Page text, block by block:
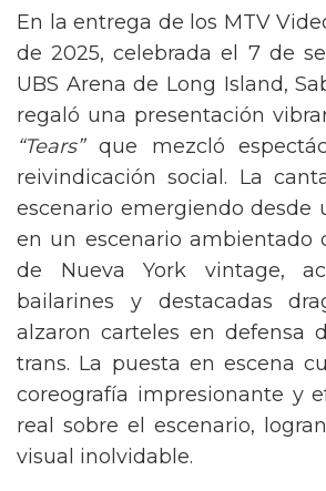
En la entrega de los MTV
de 2025, celebrada el 7 de
UBS Arena de Long Island,
regaló una presentación
“Tears”que mezcló
reivindicación social. La
escenario emergiendo desde
en un escenario ambientado
de Nueva York vintage,
bailarines y destacadas
alzaron carteles en defensa
trans. La puesta en escena
coreografía impresionante y
real sobre el escenario,
visual inolvidable.